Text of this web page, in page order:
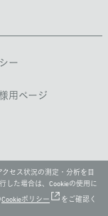
ー
用ページ
セス状況の測定・分析を目
した場合は、Cookieの使用に
Cookieポリシー
をご確認く